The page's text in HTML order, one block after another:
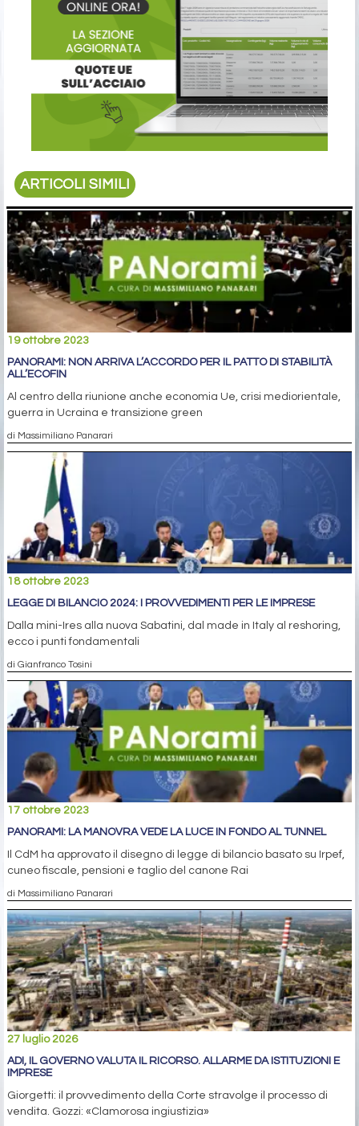
ARTICOLI SIMILI
19 ottobre 2023
PANORAMI: NON ARRIVA L’ACCORDO PER IL PATTO DI STABILITÀ
ALL’ECOFIN
Al centro della riunione anche economia Ue, crisi mediorientale,
guerra in Ucraina e transizione green
di Massimiliano Panarari
18 ottobre 2023
LEGGE DI BILANCIO 2024: I PROVVEDIMENTI PER LE IMPRESE
Dalla mini-Ires alla nuova Sabatini, dal made in Italy al reshoring,
ecco i punti fondamentali
di Gianfranco Tosini
17 ottobre 2023
PANORAMI: LA MANOVRA VEDE LA LUCE IN FONDO AL TUNNEL
Il CdM ha approvato il disegno di legge di bilancio basato su Irpef,
cuneo fiscale, pensioni e taglio del canone Rai
di Massimiliano Panarari
27 luglio 2026
ADI, IL GOVERNO VALUTA IL RICORSO. ALLARME DA ISTITUZIONI E
IMPRESE
Giorgetti: il provvedimento della Corte stravolge il processo di
vendita. Gozzi: «Clamorosa ingiustizia»